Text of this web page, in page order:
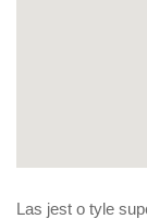
Las jest o tyle